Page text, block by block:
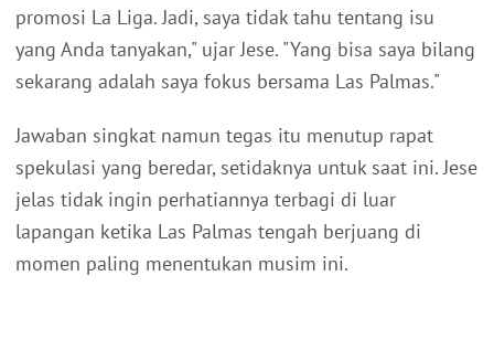
promosi La Liga. Jadi, saya tidak tahu tentang isu
yang Anda tanyakan," ujar Jese. "Yang bisa saya bilang
sekarang adalah saya fokus bersama Las Palmas."
Jawaban singkat namun tegas itu menutup rapat
spekulasi yang beredar, setidaknya untuk saat ini. Jese
jelas tidak ingin perhatiannya terbagi di luar
lapangan ketika Las Palmas tengah berjuang di
momen paling menentukan musim ini.